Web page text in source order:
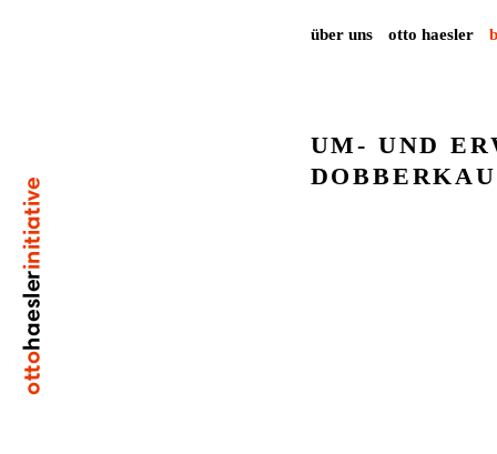
über uns otto haesler
UM- UND
DOBBERKAU